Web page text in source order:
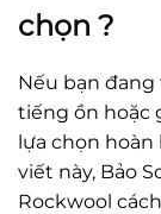
chọn ?
Nếu bạn
tiếng ồn hoặc
lựa chọn hoàn
viết này, Bảo
Rockwool